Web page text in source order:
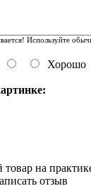
Используйте
Хорошо
на
отзыв